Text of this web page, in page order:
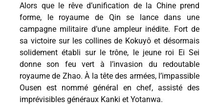
Alors que le rêve d’unification de la Chine prend
forme, le royaume de Qin se lance dans une
campagne militaire d’une ampleur inédite. Fort de
sa victoire sur les collines de Kokuyô et désormais
solidement établi sur le trône, le jeune roi Ei Sei
donne son feu vert à l’invasion du redoutable
royaume de Zhao. À la tête des armées, l’impassible
Ousen est nommé général en chef, assisté des
imprévisibles généraux Kanki et Yotanwa.